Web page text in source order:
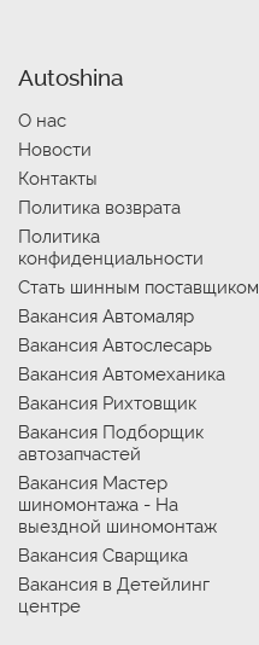
Autoshina
О нас
Новости
Контакты
Политика возврата
Политика
конфиденциальности
Стать шинным поставщиком
Вакансия Автомаляр
Вакансия Автослесарь
Вакансия Автомеханика
Вакансия Рихтовщик
Вакансия Подборщик
автозапчастей
Вакансия Мастер
шиномонтажа - На
выездной шиномонтаж
Вакансия Сварщика
Вакансия в Детейлинг
центре